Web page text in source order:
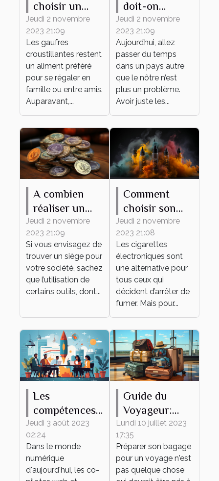
choisir un
gaufrier ?
Jeudi 2 novembre
2023 21:09
Les gaufres
croustillantes restent
un aliment préféré
pour se régaler en
famille ou entre amis.
Auparavant,...
doit-on
savoir ?
Jeudi 2 novembre
2023 21:09
Aujourd’hui, allez
passer du temps
dans un pays autre
que le nôtre n’est
plus un problème.
Avoir juste les...
A combien
réaliser un
tampon d'une
société ?
Jeudi 2 novembre
2023 21:09
Si vous envisagez de
trouver un siège pour
votre société, sachez
que l’utilisation de
certains outils, dont...
Comment
choisir son
premier e-
liquide ?
Jeudi 2 novembre
2023 21:08
Les cigarettes
électroniques sont
une alternative pour
tous ceux qui
décident d’arrêter de
fumer. Mais pour...
Les
compétences
clés d'un bon
co-pilote web
et marketing
Jeudi 3 août 2023
02:24
Dans le monde
numérique
d'aujourd'hui, les co-
Guide du
Voyageur:
Comment
Préparer son
Bagage
Lundi 10 juillet 2023
17:35
Préparer son bagage
pour un voyage n'est
pas quelque chose